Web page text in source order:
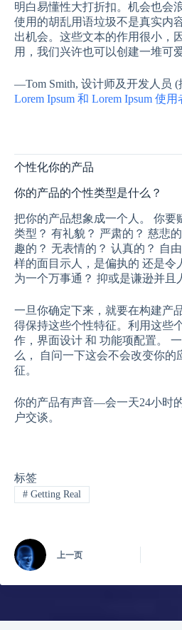
明白易懂性大打折扣。机会也会
使用的胡乱用语垃圾不是真实内
出机会。这些文本的作用很小，
用，我们兴许也可以创建一堆可
—Tom Smith, 设计师及开发人员 (
Lorem Ipsum 和 Lorem Ipsum 使用
个性化你的产品
你的产品的个性类型是什么？
把你的产品想象成一个人。 你要
类型？ 有礼貌？ 严肃的？ 慈悲
趣的？ 无表情的？ 认真的？ 自
样的面目示人，是偏执的 还是令
为一个万事通？ 抑或是谦逊并且
一旦你确定下来，就要在构建产
得保持这些个性特征。利用这些
作，界面设计 和 功能项配置。
么， 自问一下这会不会改变你的
征。
你的产品有声音—会一天24小时
户交谈。
标签
#Getting Real
上一页